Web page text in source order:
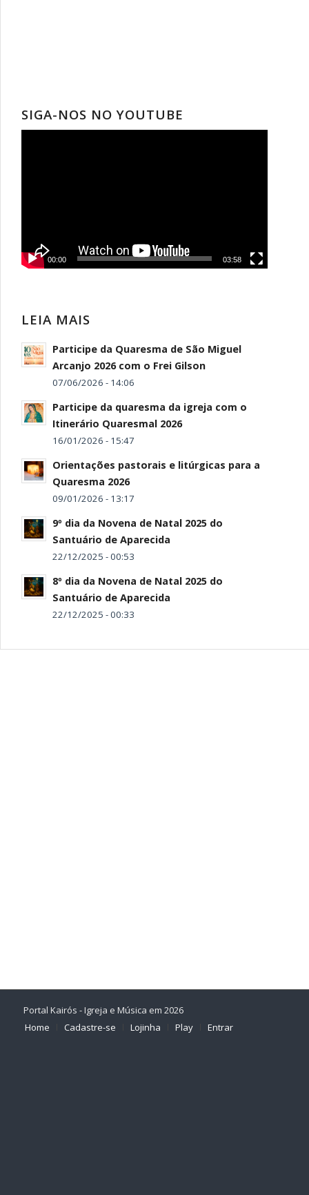
SIGA-NOS NO YOUTUBE
00:00 03:58
LEIA MAIS
Participe da Quaresma de São Miguel
Arcanjo 2026 com o Frei Gilson
07/06/2026 - 14:06
Participe da quaresma da igreja com o
Itinerário Quaresmal 2026
16/01/2026 - 15:47
Orientações pastorais e litúrgicas para a
Quaresma 2026
09/01/2026 - 13:17
9º dia da Novena de Natal 2025 do
Santuário de Aparecida
22/12/2025 - 00:53
8º dia da Novena de Natal 2025 do
Santuário de Aparecida
22/12/2025 - 00:33
Portal Kairós - Igreja e Música em 2026
Home
Cadastre-se Lojinha Play Entrar